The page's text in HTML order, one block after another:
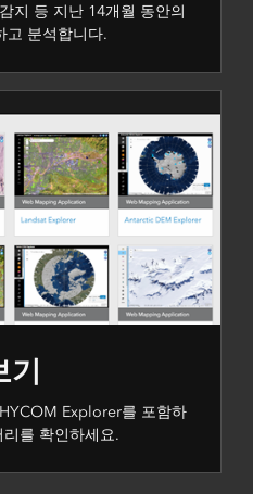
지 등 지난 14개월 동안의
고 분석합니다.
기
Explorer를 포함하
를 확인하세요.